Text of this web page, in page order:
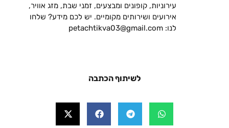
עירוניות, קופונים ומבצעים, זמני שבת, מזג אוויר,
אירועים ושירותים מקומיים. יש לכם מידע? שלחו
לנו: petachtikva03@gmail.com
לשיתוף הכתבה